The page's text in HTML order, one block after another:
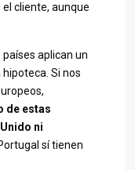
cliente, aunque
aplican un
Si nos
de estas
ni
sí tienen